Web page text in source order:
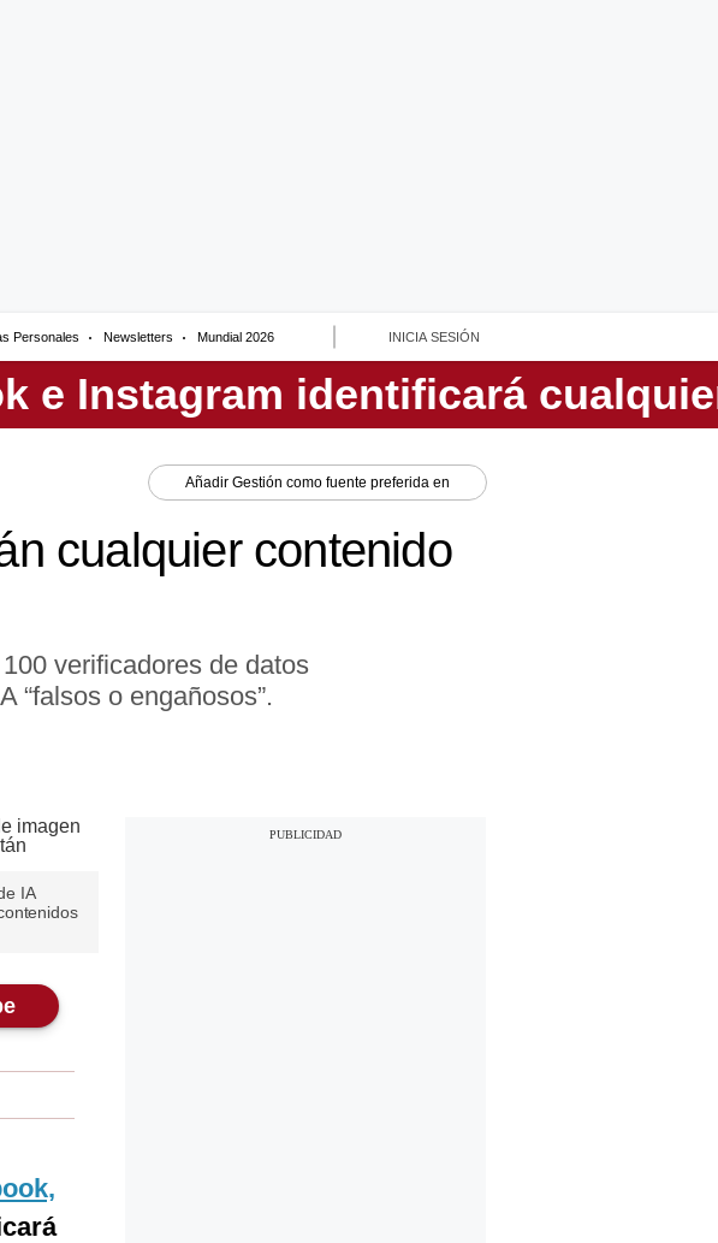
Personales Newsletters Mundial 2026 INICIA SESIÓN
Añadir Gestión como fuente preferida en
cualquier contenido
verificadores de datos
“falsos o engañosos”.
IA